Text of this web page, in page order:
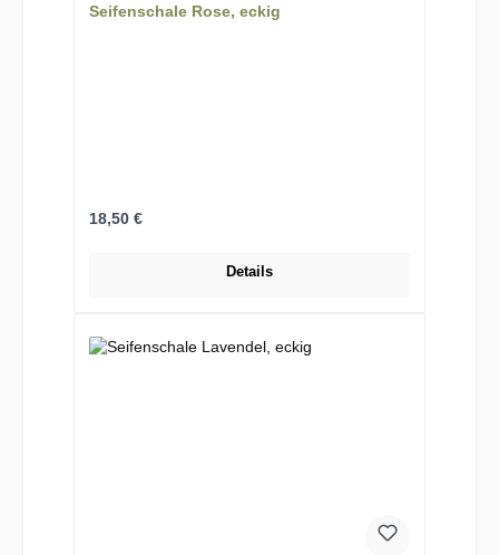
Seifenschale Rose, eckig
Regulärer Preis:
18,50 €
Details